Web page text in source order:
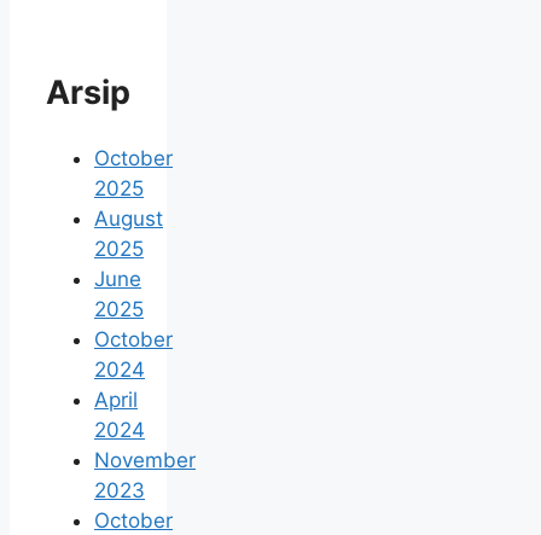
Arsip
October
2025
August
2025
June
2025
October
2024
April
2024
November
2023
October